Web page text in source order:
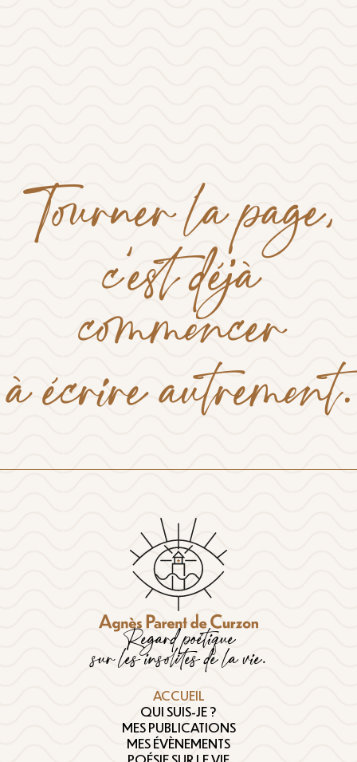
Tourner la page,
c’est déjà
commencer
à écrire autrement.
Regard poétique
sur les insolites de la vie.
ACCUEIL
QUI SUIS-JE ?
MES PUBLICATIONS
MES ÉVÈNEMENTS